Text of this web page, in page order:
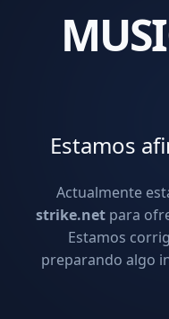
Estamos
Actualmente
strike.netpara
Estamos
preparando algo